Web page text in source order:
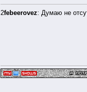
2febeerovez: Думаю не